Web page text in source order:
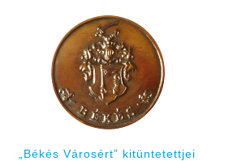
„Békés Városért” kitüntetettjei